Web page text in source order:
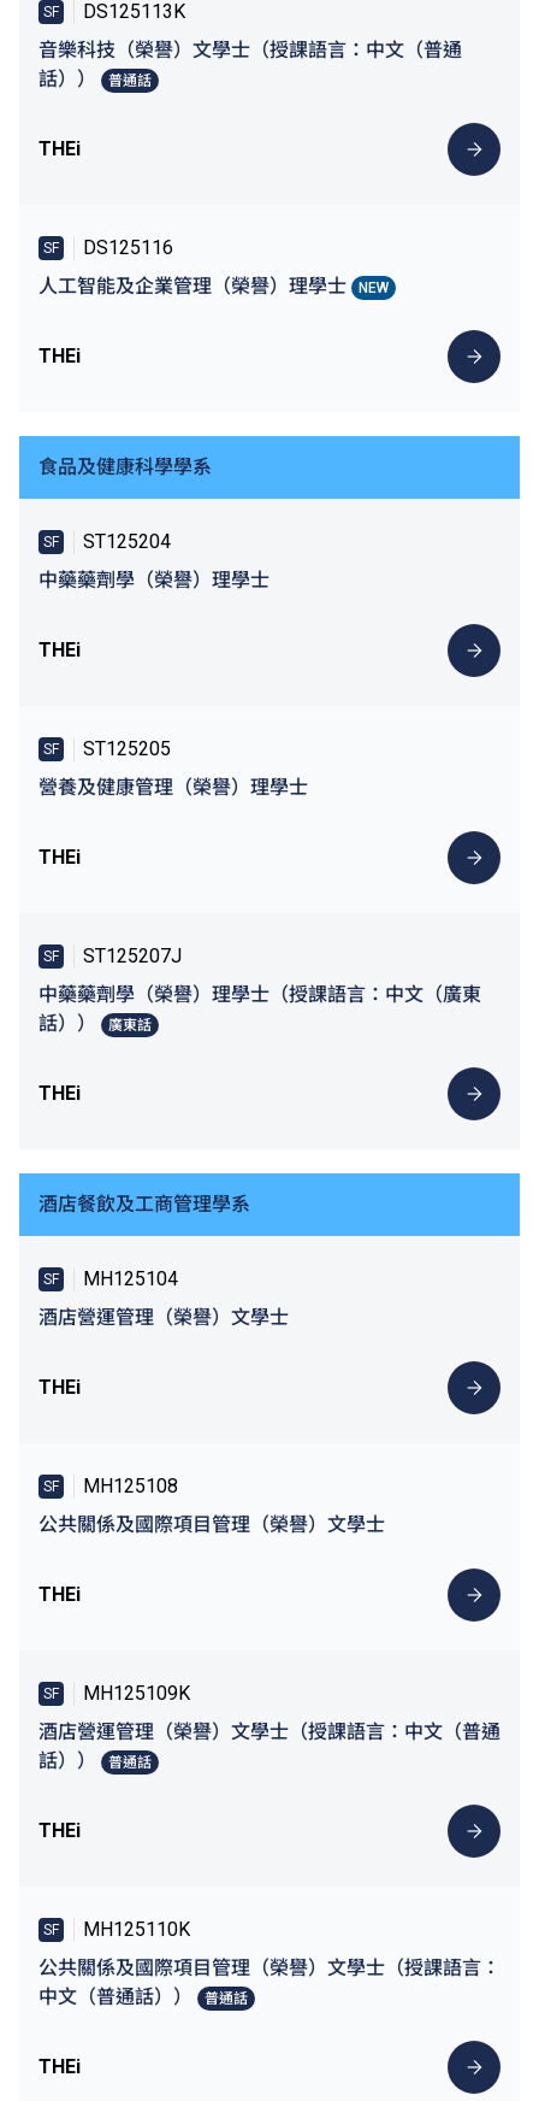
SF
DS125113K
音樂科技（榮譽）文學士（授課語言：中文（普通
話））
普通話
THEi
SF
DS125116
人工智能及企業管理（榮譽）理學士
NEW
THEi
食品及健康科學學系
SF
ST125204
中藥藥劑學（榮譽）理學士
THEi
SF
ST125205
營養及健康管理（榮譽）理學士
THEi
SF
ST125207J
中藥藥劑學（榮譽）理學士（授課語言：中文（廣東
話））
廣東話
THEi
酒店餐飲及工商管理學系
SF
MH125104
酒店營運管理（榮譽）文學士
THEi
SF
MH125108
公共關係及國際項目管理（榮譽）文學士
THEi
SF
MH125109K
酒店營運管理（榮譽）文學士（授課語言：中文（普通
話））
普通話
THEi
SF
MH125110K
公共關係及國際項目管理（榮譽）文學士（授課語言：
中文（普通話））
普通話
THEi